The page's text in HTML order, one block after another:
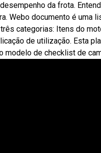
da frota.
Webo documento é uma
categorias: Itens do
de utilização. Esta
modelo de checklist de